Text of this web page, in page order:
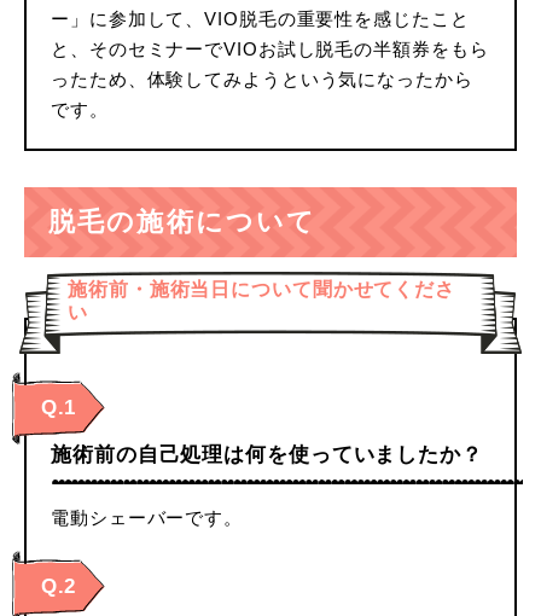
ー」に参加して、VIO脱毛の重要性を感じたこと
と、そのセミナーでVIOお試し脱毛の半額券をもら
ったため、体験してみようという気になったから
です。
脱毛の施術について
施術前・施術当日について聞かせてくださ
い
Q.1
施術前の自己処理は何を使っていましたか？
電動シェーバーです。
Q.2